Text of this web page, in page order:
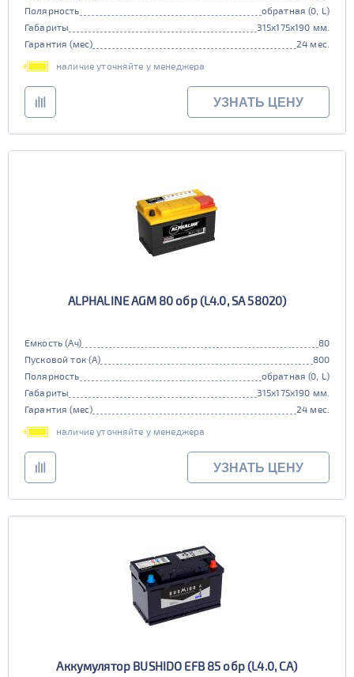
Полярность
обратная (0, L)
Габариты
315x175x190 мм.
Гарантия (мес)
24 мес.
наличие уточняйте у менеджера
УЗНАТЬ ЦЕНУ
ALPHALINE AGM 80 обр (L4.0, SA 58020)
Емкость (Ач)
80
Пусковой ток (А)
800
Полярность
обратная (0, L)
Габариты
315x175x190 мм.
Гарантия (мес)
24 мес.
наличие уточняйте у менеджера
УЗНАТЬ ЦЕНУ
Аккумулятор BUSHIDO EFB 85 обр (L4.0, CA)